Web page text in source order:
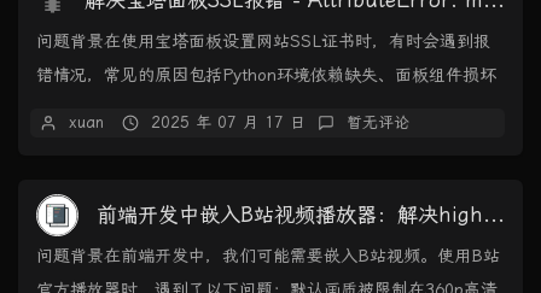
问题背景在使用宝塔面板设置网站SSL证书时，有时会遇到报
错情况，常见的原因包括Python环境依赖缺失、面板组件损坏
xuan 2025 年 07 月 17 日 暂无评论
前端开发中嵌入B站视频播放器：解决high_quality=1 失效的问题
问题背景在前端开发中，我们可能需要嵌入B站视频。使用B站